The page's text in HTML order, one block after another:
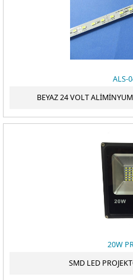
ALS-
BEYAZ 24 VOLT
20W
SMD LED